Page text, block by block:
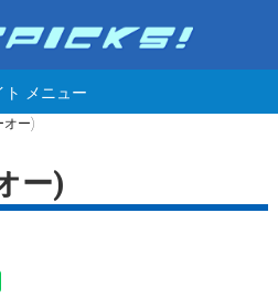
ト メニュー
オー)
ー)